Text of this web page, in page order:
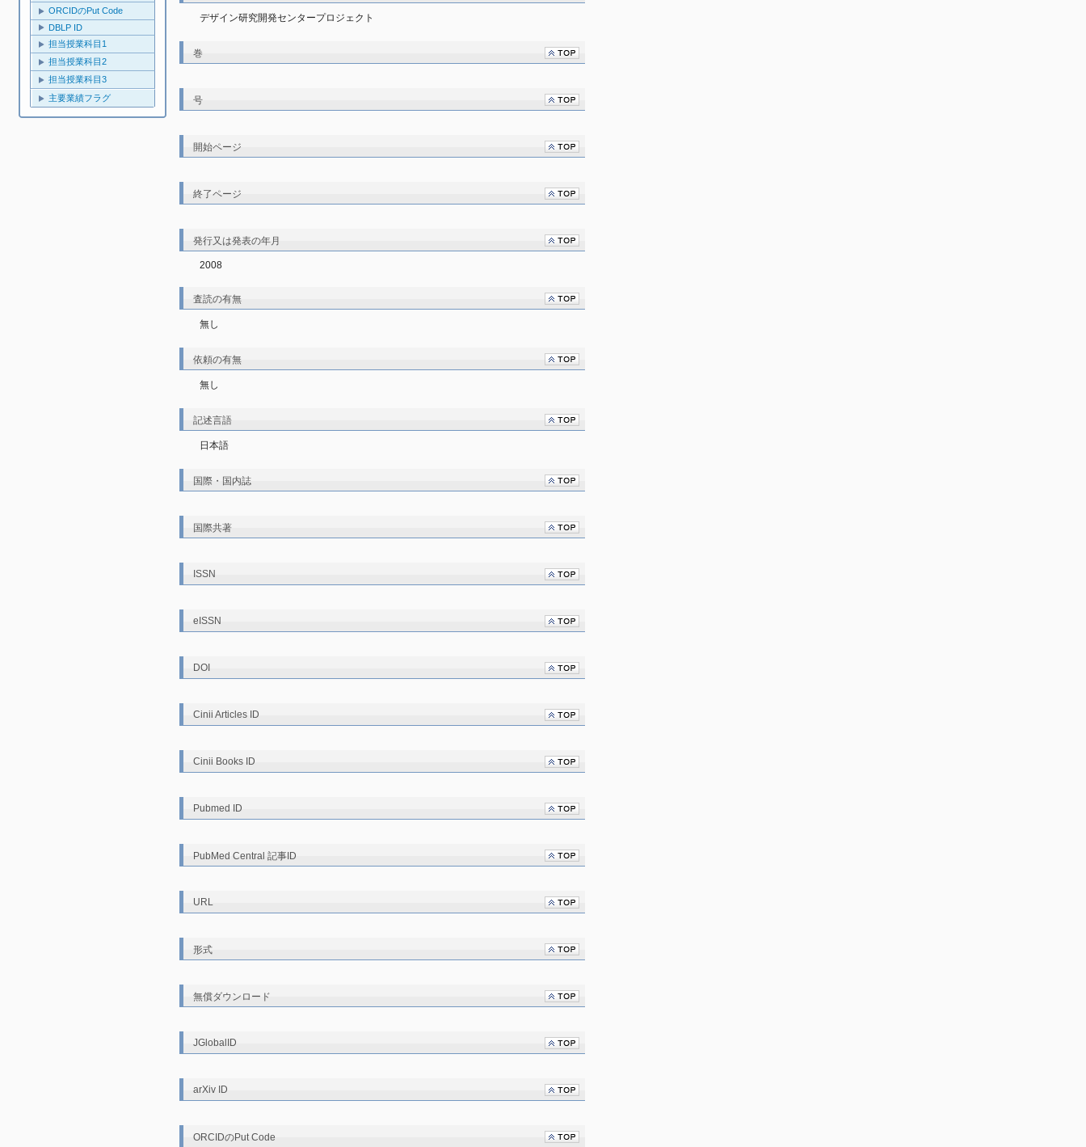
ORCIDのPut Code
DBLP ID
担当授業科目1
担当授業科目2
担当授業科目3
主要業績フラグ
デザイン研究開発センタープロジェクト
巻
号
開始ページ
終了ページ
発行又は発表の年月
2008
査読の有無
無し
依頼の有無
無し
記述言語
日本語
国際・国内誌
国際共著
ISSN
eISSN
DOI
Cinii Articles ID
Cinii Books ID
Pubmed ID
PubMed Central 記事ID
URL
形式
無償ダウンロード
JGlobalID
arXiv ID
ORCIDのPut Code